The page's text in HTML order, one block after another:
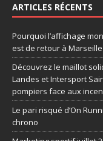
ARTICLES RÉCENTS
Pourquoi l’affichage
est de retour à Marseille
Découvrez le maillot
Landes et Intersport
pompiers face aux
Le pari risqué d’On
chrono